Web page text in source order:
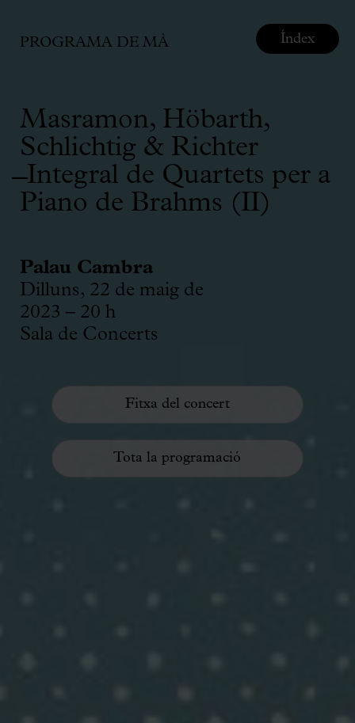
PROGRAMA DE MÀ
Masramon, Höbarth,
Schlichtig & Richter
̶ Integral de Quartets per a
Piano de Brahms (II)
Palau Cambra
Dilluns, 22 de maig de
2023 – 20 h
Sala de Concerts
Fitxa del concert
Tota la programació
Índex